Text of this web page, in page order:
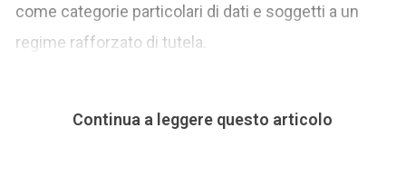
come categorie particolari di dati e soggetti a un
regime rafforzato di tutela.
Continua a leggere questo articolo